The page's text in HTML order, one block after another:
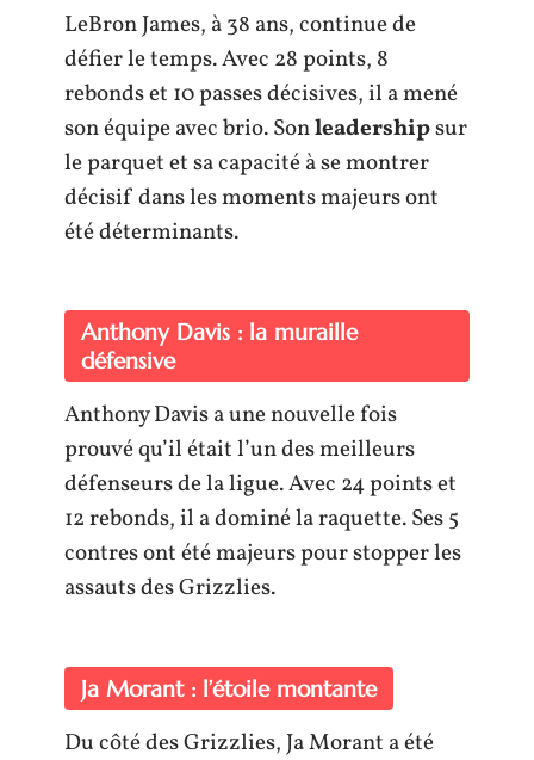
LeBron James, à 38 ans, continue de
défier le temps. Avec 28 points, 8
rebonds et 10 passes décisives, il a mené
son équipe avec brio. Sonleadershipsur
le parquet et sa capacité à se montrer
décisif dans les moments majeurs ont
été déterminants.
Anthony Davis : la muraille
défensive
Anthony Davis a une nouvelle fois
prouvé qu’il était l’un des meilleurs
défenseurs de la ligue. Avec 24 points et
12 rebonds, il a dominé la raquette. Ses 5
contres ont été majeurs pour stopper les
assauts des Grizzlies.
Ja Morant : l’étoile montante
Du côté des Grizzlies, Ja Morant a été